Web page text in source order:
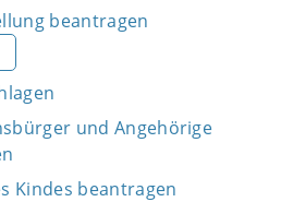
beantragen
und Angehörige
Kindes beantragen